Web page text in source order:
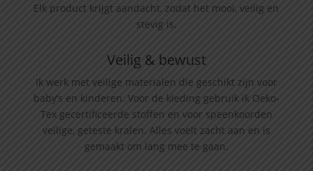
Elk product krijgt aandacht, zodat het mooi, veilig en
stevig is.
Veilig & bewust
Ik werk met veilige materialen die geschikt zijn voor
baby’s en kinderen. Voor de kleding gebruik ik Oeko-
Tex gecertificeerde stoffen en voor speenkoorden
veilige, geteste kralen. Alles voelt zacht aan en is
gemaakt om lang mee te gaan.